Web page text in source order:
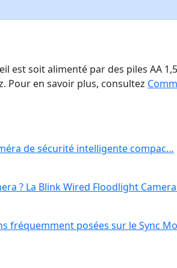
est soit alimenté par des piles AA
Pour en savoir plus, consultez
de sécurité intelligente compac…
? La Blink Wired Floodlight
fréquemment posées sur le Sync